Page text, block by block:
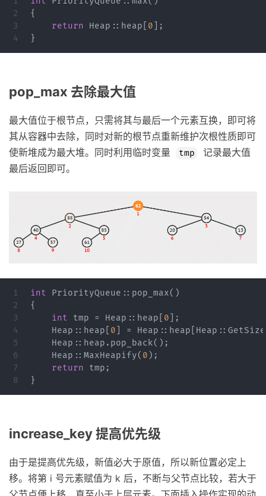
2
3
{
return
Heap :: heap 0 ];
}
pop_max 去除最大值
最大值位于根节点，只需将其与最后一个元素互换，即可将
其从容器中去除，同时对新的根节点重新维护次根性质即可
使新堆成为最大堆。同时利用临时变量
tmp
记录最大值
最后返回即可。
1
2
3
4
5
6
7
int PriorityQueue :: pop_max()
{
int
tmp = Heap :: heap 0 ];
Heap :: heap 0 = Heap :: heap Heap :: GetSize
Heap :: heap . pop_back();
Heap :: MaxHeapify( 0 );
return
tmp ;
}
increase_key 提高优先级
由于是提高优先级，新值必大于原值，所以新位置必定上
移。将第 i 号元素赋值为 k 后，不断与父节点比较，若大于